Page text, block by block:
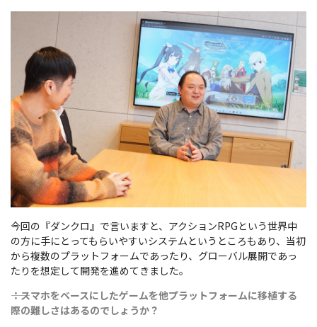
今回の『ダンクロ』で言いますと、アクションRPGという世界中
の方に手にとってもらいやすいシステムというところもあり、当初
から複数のプラットフォームであったり、グローバル展開であっ
たりを想定して開発を進めてきました。
――：スマホをベースにしたゲームを他プラットフォームに移植する
際の難しさはあるのでしょうか？